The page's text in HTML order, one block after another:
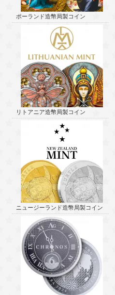
ポーランド造幣局製コイン
リトアニア造幣局製コイン
ニュージーランド造幣局製コイン